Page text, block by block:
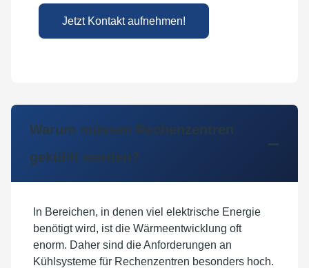
Jetzt Kontakt aufnehmen!
Warum müssen Rechenzentren
gekühlt werden?
In Bereichen, in denen viel elektrische Energie
benötigt wird, ist die Wärmeentwicklung oft
enorm. Daher sind die Anforderungen an
Kühlsysteme für Rechenzentren besonders hoch.